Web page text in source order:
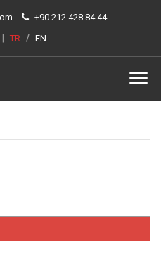
+90 212 428 84 44
TR / EN